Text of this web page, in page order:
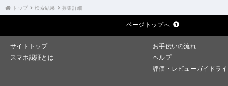
トップ 検索結果 募集詳細
ページトップへ
サイトトップ
お手伝いの流れ
スマホ認証とは
ヘルプ
評価・レビューガイドラ